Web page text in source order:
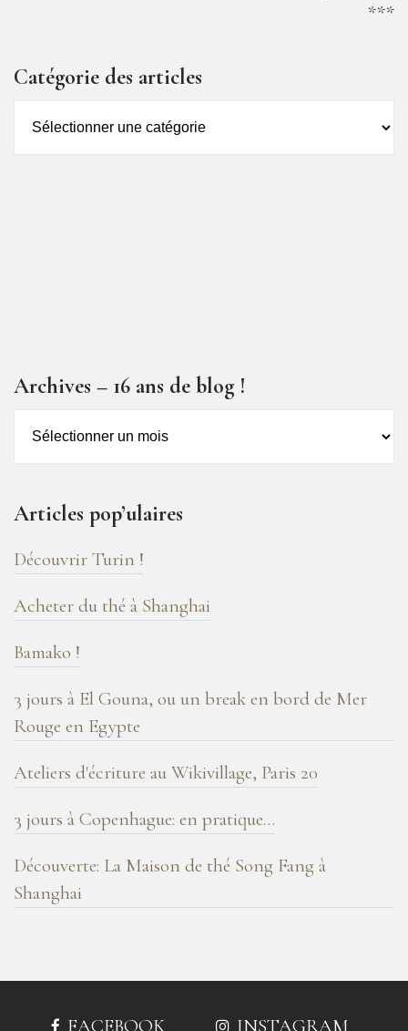
***
Catégorie des articles
des
Archives – 16 ans de blog !
de
blog
!
Articles pop’ulaires
Découvrir Turin !
Acheter du thé à Shanghai
Bamako !
3 jours à El Gouna, ou un break en bord de Mer
Rouge en Egypte
Ateliers d'écriture au Wikivillage, Paris 20
3 jours à Copenhague: en pratique…
Découverte: La Maison de thé Song Fang à
Shanghai
FACEBOOK INSTAGRAM